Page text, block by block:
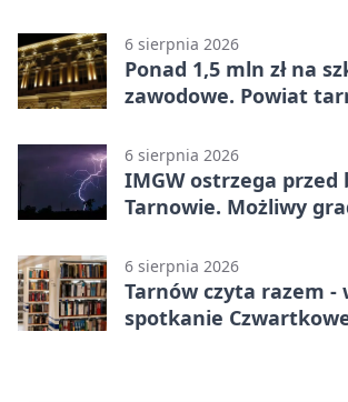
6 sierpnia 2026
Ponad 1,5 mln zł na
zawodowe. Powiat
6 sierpnia 2026
IMGW ostrzega przed
Tarnowie. Możliwy
6 sierpnia 2026
Tarnów czyta razem -
spotkanie